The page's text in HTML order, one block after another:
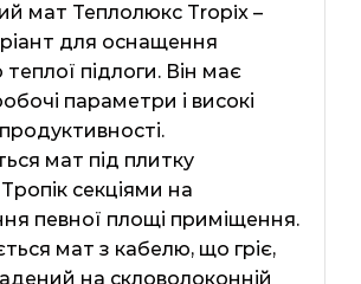
мат Теплолюкс Tropix –
для оснащення
підлоги. Він має
параметри і високі
мат під плитку
секціями на
певної площі приміщення.
мат з кабелю, що гріє,
на скловолоконній